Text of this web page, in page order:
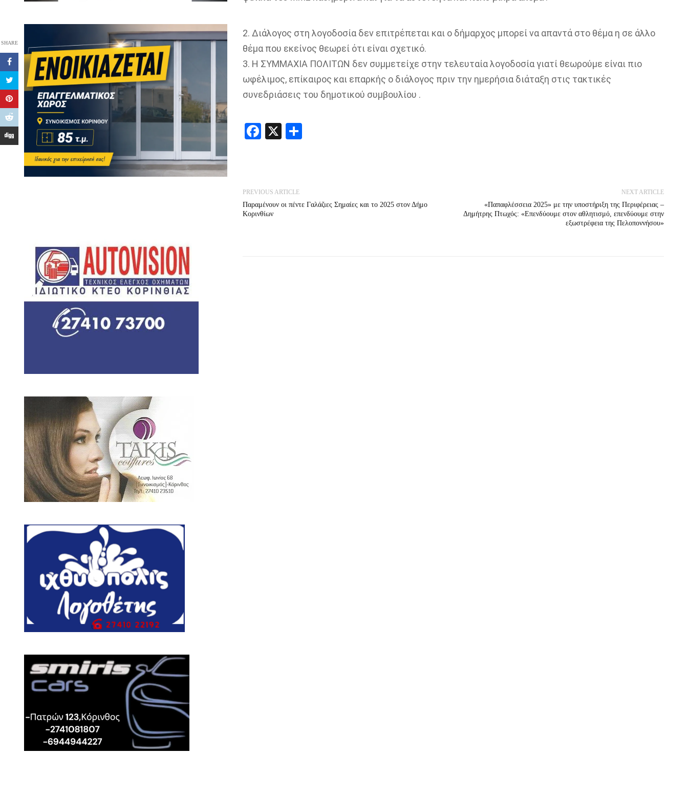
SHARE
2. Διάλογος στη λογοδοσία δεν επιτρέπεται και ο δήμαρχος μπορεί να απαντά στο θέμα η σε άλλο
θέμα που εκείνος θεωρεί ότι είναι σχετικό.
3. Η ΣΥΜΜΑΧΙΑ ΠΟΛΙΤΩΝ δεν συμμετείχε στην τελευταία λογοδοσία γιατί θεωρούμε είναι πιο
ωφέλιμος, επίκαιρος και επαρκής ο διάλογος πριν την ημερήσια διάταξη στις τακτικές
συνεδριάσεις του δημοτικού συμβουλίου .
Facebook
X
PREVIOUS ARTICLE
Παραμένουν οι πέντε Γαλάζιες Σημαίες και το 2025 στον Δήμο
Κορινθίων
NEXT ARTICLE
«Παπαφλέσσεια 2025» με την υποστήριξη της Περιφέρειας –
Δημήτρης Πτωχός: «Επενδύουμε στον αθλητισμό, επενδύουμε στην
εξωστρέφεια της Πελοποννήσου»